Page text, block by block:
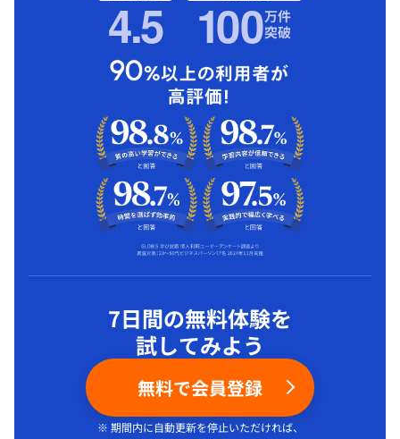
4.5 100万件
突破
7日間の無料体験を
試してみよう
無料で会員登録
※ 期間内に自動更新を停止いただければ、